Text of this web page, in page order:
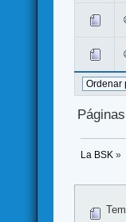
La BSK »